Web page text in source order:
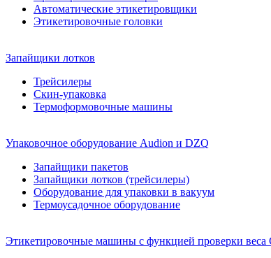
Автоматические этикетировщики
Этикетировочные головки
Запайщики лотков
Трейсилеры
Скин-упаковка
Термоформовочные машины
Упаковочное оборудование Audion и DZQ
Запайщики пакетов
Запайщики лотков (трейсилеры)
Оборудование для упаковки в вакуум
Термоусадочное оборудование
Этикетировочные машины с функцией проверки